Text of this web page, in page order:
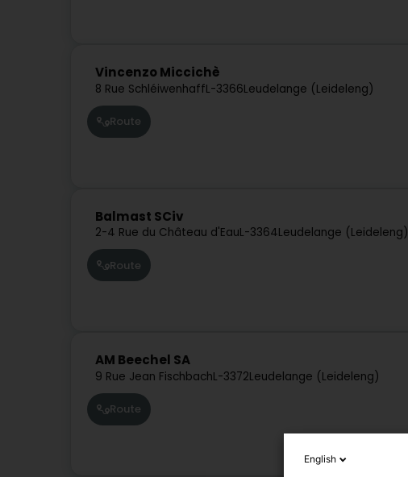
Vincenzo Miccichè
8 Rue SchléiwenhaffL-3366Leudelange (Leideleng)
Route
Balmast SCiv
2-4 Rue du Château d'EauL-3364Leudelange (Leideleng)
Route
AM Beechel SA
9 Rue Jean FischbachL-3372Leudelange (Leideleng)
Route
English